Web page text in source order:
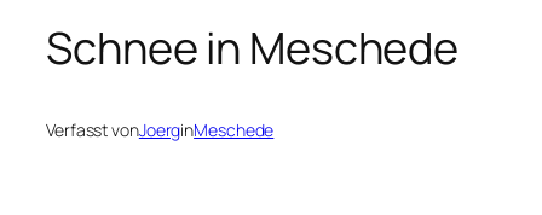
Schnee in Meschede
Verfasst vonJoerginMeschede